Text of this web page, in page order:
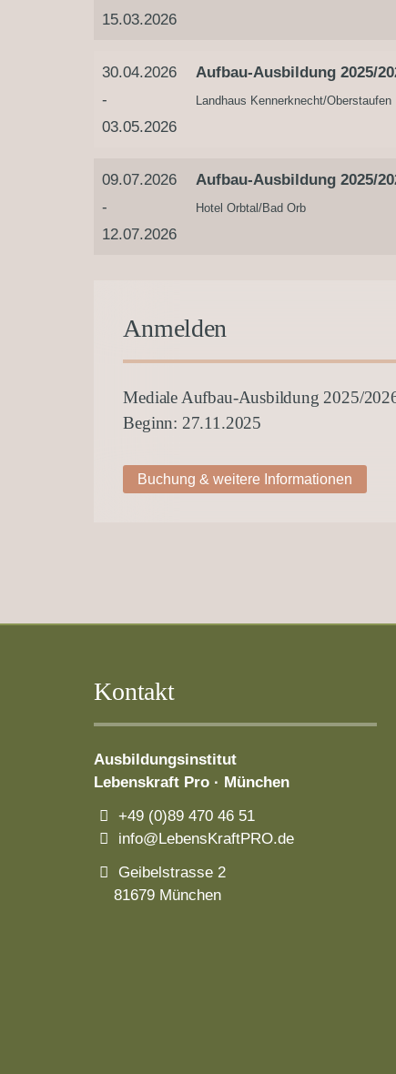
15.03.2026
30.04.2026
-
03.05.2026
Aufbau-Ausbildung 2025/
Landhaus Kennerknecht/Oberstaufen
09.07.2026
-
12.07.2026
Aufbau-Ausbildung 2025/
Hotel Orbtal/Bad Orb
Anmelden
Mediale Aufbau-Ausbildung 2025/
Beginn: 27.11.2025
Buchung & weitere Informationen
Kontakt
Ausbildungsinstitut
Lebenskraft Pro · München
+49 (0)89 470 46 51
info@LebensKraftPRO.de
Geibelstrasse 2
81679 München